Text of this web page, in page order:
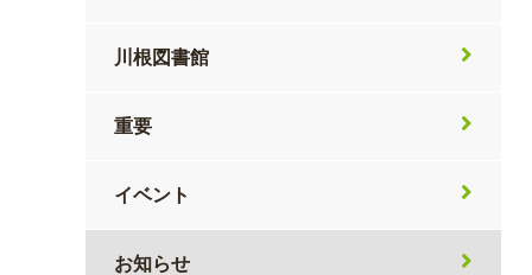
川根図書館
重要
イベント
お知らせ